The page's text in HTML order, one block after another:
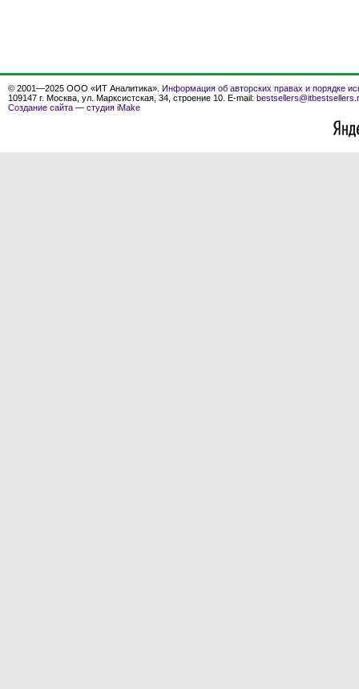
© 2001—2025 ООО «ИТ Аналитика». Информация об авторских правах и порядке
109147 г. Москва, ул. Марксистская, 34, строение 10. E-mail:
Создание сайта — студия iMake